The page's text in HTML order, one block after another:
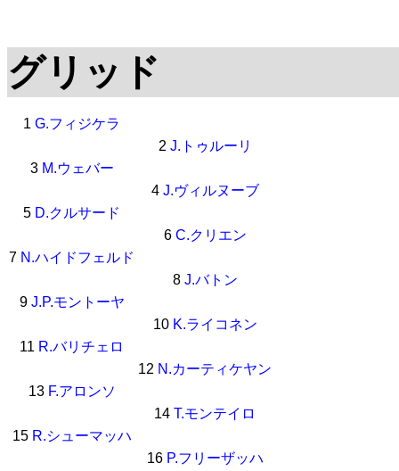
グリッド
1 G.フィジケラ
2 J.トゥルーリ
3 M.ウェバー
4 J.ヴィルヌーブ
5 D.クルサード
6 C.クリエン
7 N.ハイドフェルド
8 J.バトン
9 J.P.モントーヤ
10 K.ライコネン
11 R.バリチェロ
12 N.カーティケヤン
13 F.アロンソ
14 T.モンテイロ
15 R.シューマッハ
16 P.フリーザッハ